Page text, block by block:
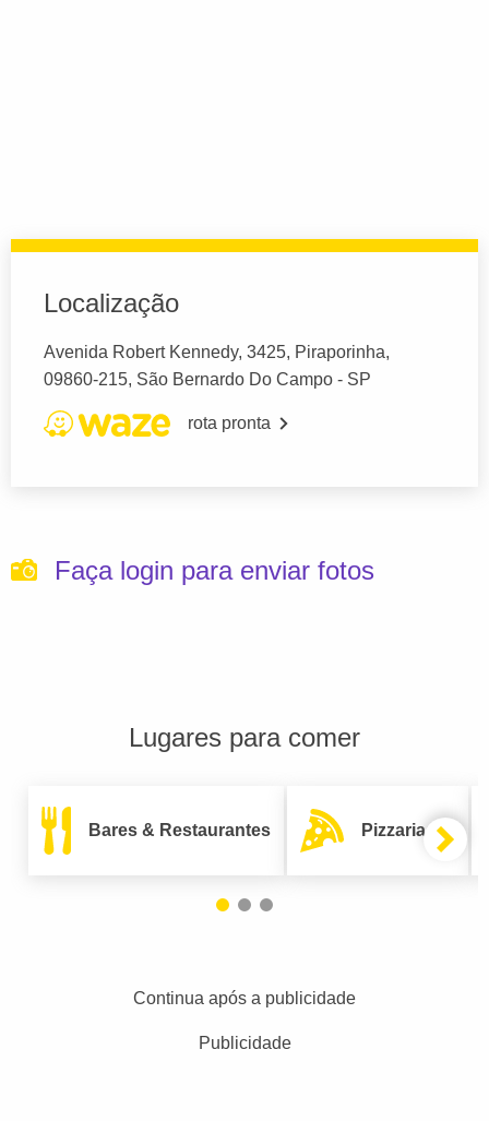
Localização
Avenida Robert Kennedy, 3425, Piraporinha,
09860-215, São Bernardo Do Campo - SP
rota pronta
Faça login para enviar fotos
Lugares para comer
Bares & Restaurantes Pizzarias
Continua após a publicidade
Publicidade